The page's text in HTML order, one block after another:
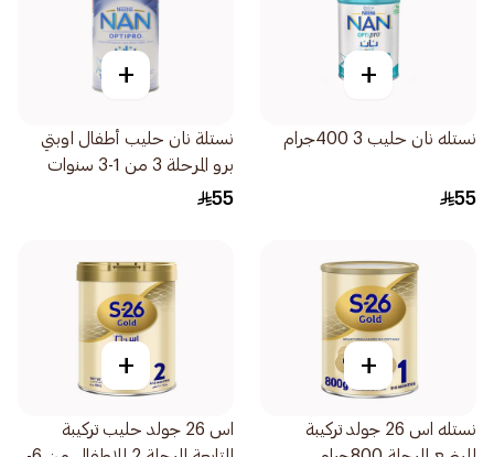
+
نستله نان حليب 3 400جرام
55
+
نستلة نان حليب أطفال اوبتي
برو المرحلة 3 من 1-3 سنوات
400 جرام
55
+
نستله اس 26 جولد تركيبة
+
اس 26 جولد حليب تركيبة